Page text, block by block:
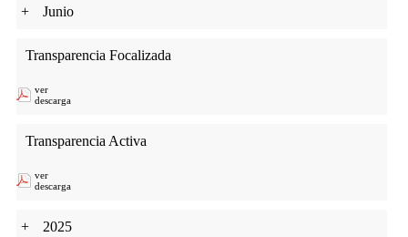
+ Junio
Transparencia Focalizada
ver
descarga
Transparencia Activa
ver
descarga
+ 2025